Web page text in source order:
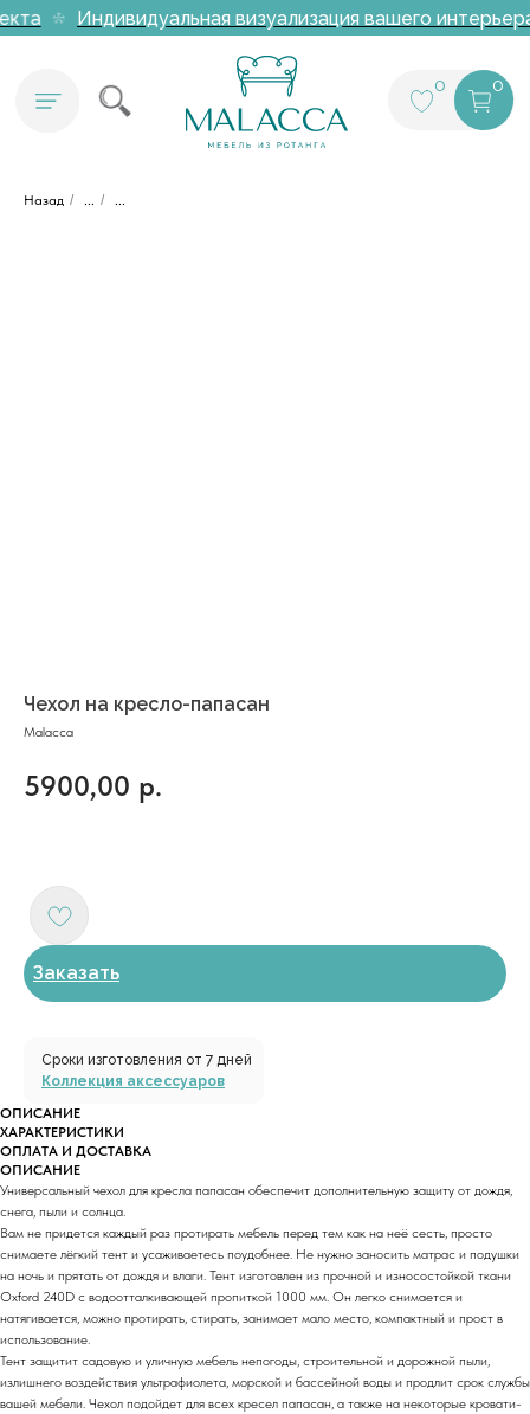
Индивидуальная визуализация вашего
Назад / ... / ...
Чехол на кресло-папасан
Malacca
5900,00 р.
Заказать
Сроки изготовления от 7 дней
Коллекция аксессуаров
ОПИСАНИЕ
ХАРАКТЕРИСТИКИ
ОПЛАТА И ДОСТАВКА
ОПИСАНИЕ
Универсальный чехол для кресла папасан обеспечит дополнительную защиту от дождя,
снега, пыли и солнца.
Вам не придется каждый раз протирать мебель перед тем как на неё сесть, просто
снимаете лёгкий тент и усаживаетесь поудобнее. Не нужно заносить матрас и подушки
на ночь и прятать от дождя и влаги. Тент изготовлен из прочной и износостойкой ткани
Oxford 240D с водоотталкивающей пропиткой 1000 мм. Он легко снимается и
натягивается, можно протирать, стирать, занимает мало место, компактный и прост в
использование.
Тент защитит садовую и уличную мебель непогоды, строительной и дорожной пыли,
излишнего воздействия ультрафиолета, морской и бассейной воды и продлит срок службы
вашей мебели. Чехол подойдет для всех кресел папасан, а также на некоторые кровати-